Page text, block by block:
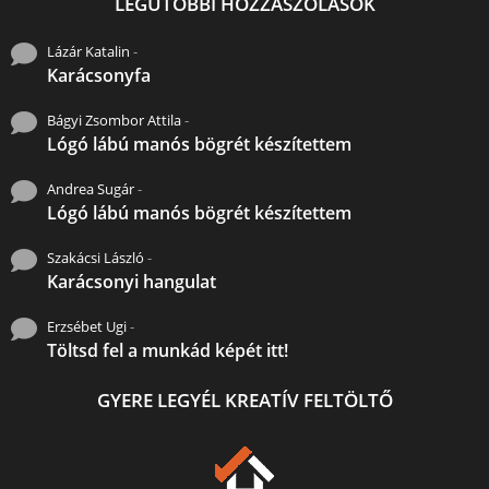
Lázár Katalin -
Karácsonyfa
Bágyi Zsombor Attila-
Lógó lábú manós bögrét készítettem
Andrea Sugár-
Lógó lábú manós bögrét készítettem
Szakácsi László -
Karácsonyi hangulat
Erzsébet Ugi-
Töltsd fel a munkád képét itt!
GYERE LEGYÉL KREATÍV FELTÖLTŐ